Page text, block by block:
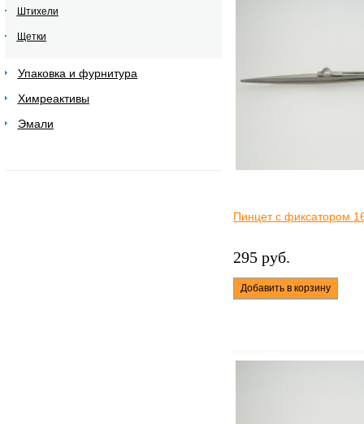
Штихели
Щетки
Упаковка и фурнитура
Химреактивы
Эмали
Пинцет с фиксатором
295 руб.
Добавить в корзину